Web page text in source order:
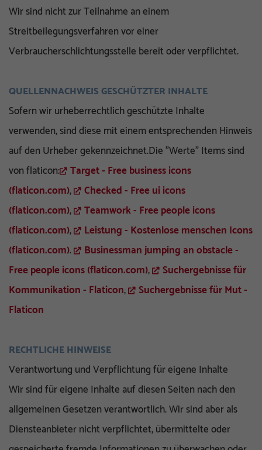
Wir sind nicht zur Teilnahme an einem
Streitbeilegungsverfahren vor einer
Verbraucherschlichtungsstelle bereit oder verpflichtet.
QUELLENNACHWEIS GESCHÜTZTER INHALTE
Sofern wir urheberrechtlich geschützte Inhalte
verwenden, sind diese mit einem entsprechenden Hinweis
auf den Urheber gekennzeichnet.Die "Werte" Items sind
von flaticon:
Target - Free business icons
(flaticon.com),
Checked - Free ui icons
(flaticon.com),
Teamwork - Free people icons
(flaticon.com),
Leistung - Kostenlose menschen Icons
(flaticon.com).
Businessman jumping an obstacle -
Free people icons (flaticon.com),
Suchergebnisse für
Kommunikation - Flaticon,
Suchergebnisse für Mut -
Flaticon
RECHTLICHE HINWEISE
Verantwortung und Verpflichtung für eigene Inhalte
Wir sind für eigene Inhalte auf diesen Seiten nach den
allgemeinen Gesetzen verantwortlich. Wir sind aber als
Diensteanbieter nicht verpflichtet, übermittelte oder